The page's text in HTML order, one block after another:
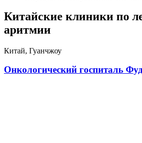
Китайские клиники по
аритмии
Китай, Гуанчжоу
Онкологический госпиталь